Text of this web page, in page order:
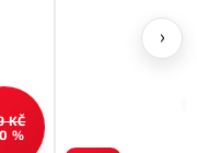
KČ
%
›